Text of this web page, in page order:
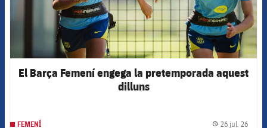
El Barça Femení engega la pretemporada aquest
dilluns
FEMENÍ 26 jul. 26